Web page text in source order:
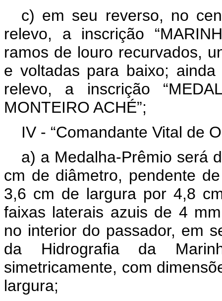
c) em seu reverso, no
relevo, a inscrição
ramos de louro recurvados,
e voltadas para baixo;
relevo, a inscrição
MONTEIRO ACHÉ”;
IV - “Comandante Vital de
a) a Medalha-Prêmio será
cm de diâmetro, pendente
3,6 cm de largura por 4,8
faixas laterais azuis de 4
no interior do passador, em
da Hidrografia da
simetricamente, com
largura;